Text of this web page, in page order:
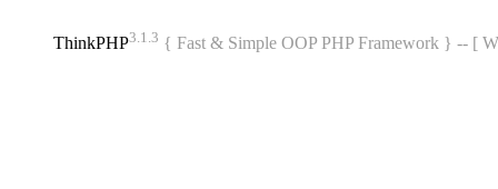
ThinkPHP3.1.3 { Fast & Simple OOP PHP Framework } -- [